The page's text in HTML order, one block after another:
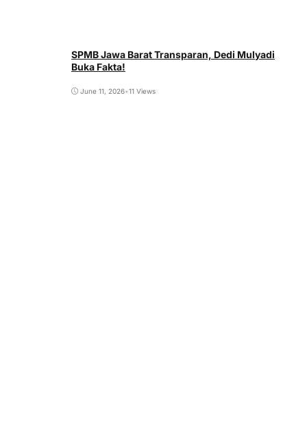
SPMB Jawa Barat Transparan, Dedi Mulyadi
Buka Fakta!
June 11, 2026•11 Views